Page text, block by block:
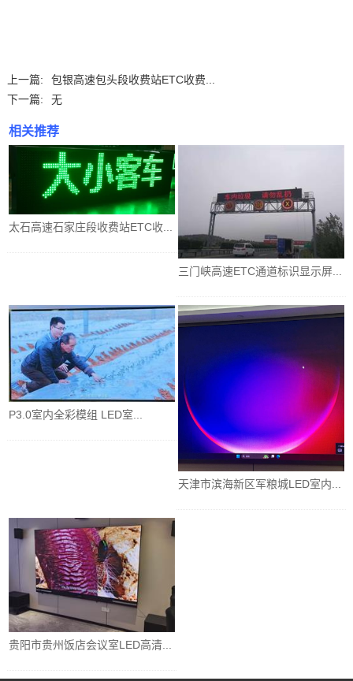
上一篇:
包银高速包头段收费站ETC收费...
下一篇:
无
相关推荐
太石高速石家庄段收费站ETC收...
三门峡高速ETC通道标识显示屏...
P3.0室内全彩模组 LED室...
天津市滨海新区军粮城LED室内...
贵阳市贵州饭店会议室LED高清...